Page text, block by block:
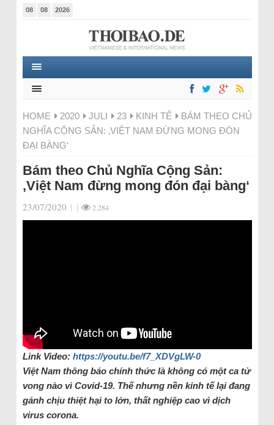
08 08 2026
HOME 2020 JULI 23 KINH TẾ
BÁM THEO CHỦ
NGHĨA CỘNG SẢN: ‚VIỆT NAM ĐỪNG MONG ĐÓN
ĐẠI BÀNG‘
Bám theo Chủ Nghĩa Cộng Sản:
‚Việt Nam đừng mong đón đại bàng‘
23/07/2020 | | 2.284
Link Video: https://youtu.be/f7_XDVgLW-0
Việt Nam thông báo chính thức là không có một ca tử
vong nào vì Covid-19. Thế nhưng nền kinh tế lại đang
gánh chịu thiệt hại to lớn, thất nghiệp cao vì dịch
virus corona.